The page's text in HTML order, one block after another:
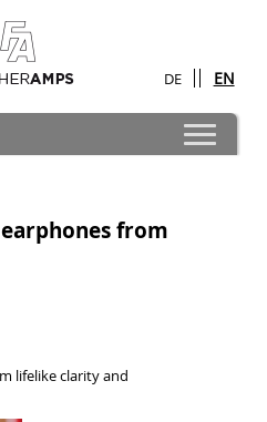
DE EN
from
lifelike clarity and